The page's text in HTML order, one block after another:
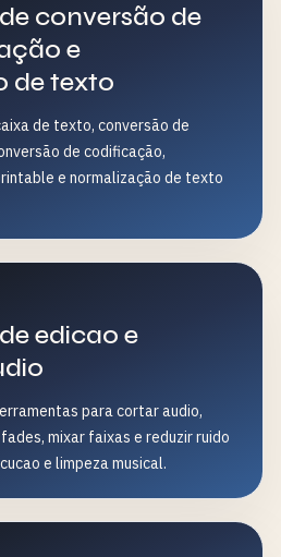
conversão de
e
de texto
de texto, conversão de
de codificação,
e normalização de texto
edicao e
para cortar audio,
mixar faixas e reduzir ruido
e limpeza musical.